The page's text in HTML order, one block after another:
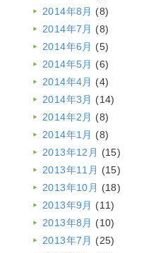
2014年8月 (8)
2014年7月 (8)
2014年6月 (5)
2014年5月 (6)
2014年4月 (4)
2014年3月 (14)
2014年2月 (8)
2014年1月 (8)
2013年12月 (15)
2013年11月 (15)
2013年10月 (18)
2013年9月 (11)
2013年8月 (10)
2013年7月 (25)